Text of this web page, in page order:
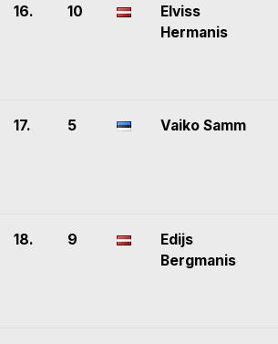
16. 10
Elviss
Hermanis
17. 5 Vaiko Samm
18. 9
Edijs
Bergmanis